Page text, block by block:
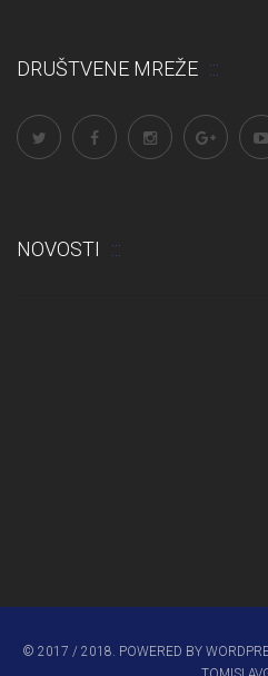
DRUŠTVENE MREŽE
NOVOSTI
© 2017 / 2018. POWERED BY